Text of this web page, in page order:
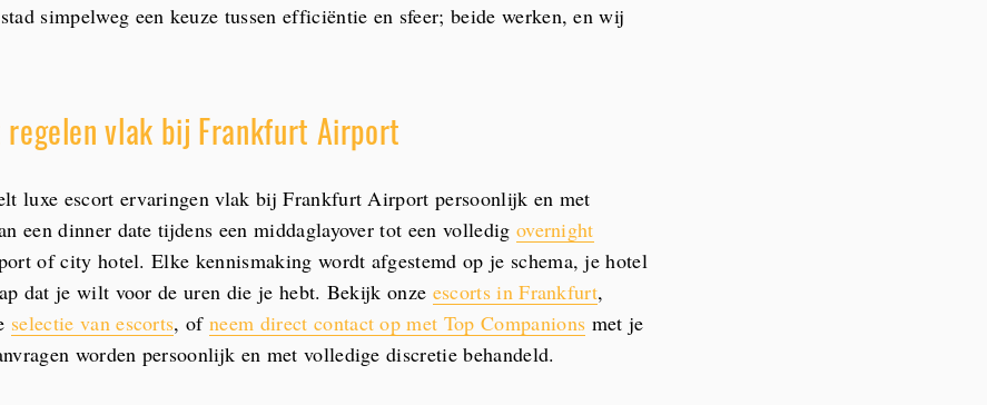
simpelweg een keuze tussen efficiëntie en sfeer; beide werken, en wij
regelen vlak bij Frankfurt Airport
luxe escort ervaringen vlak bij Frankfurt Airport persoonlijk en met
een dinner date tijdens een middaglayover tot een volledig overnight
of city hotel. Elke kennismaking wordt afgestemd op je schema, je hotel
dat je wilt voor de uren die je hebt. Bekijk onze escorts in Frankfurt,
selectie van escorts, ofneem direct contact op met Top Companions met je
worden persoonlijk en met volledige discretie behandeld.